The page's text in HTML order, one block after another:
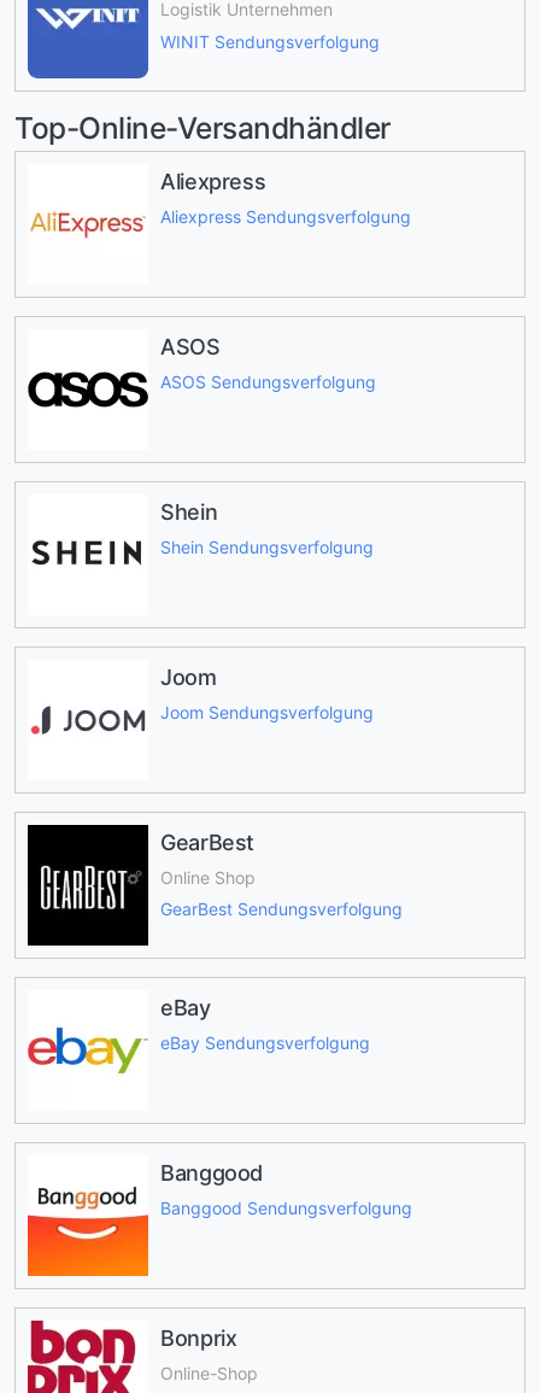
Logistik Unternehmen
WINIT Sendungsverfolgung
Top-Online-Versandhändler
Aliexpress
Aliexpress Sendungsverfolgung
ASOS
ASOS Sendungsverfolgung
Shein
Shein Sendungsverfolgung
Joom
Joom Sendungsverfolgung
GearBest
Online Shop
GearBest Sendungsverfolgung
eBay
eBay Sendungsverfolgung
Banggood
Banggood Sendungsverfolgung
Bonprix
Online-Shop